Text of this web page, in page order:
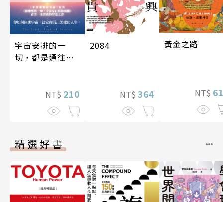
宇宙安排的一
切，都是通往豐
NT$ 210
2084
NT$ 364
黃金之路
NT$
精選好書